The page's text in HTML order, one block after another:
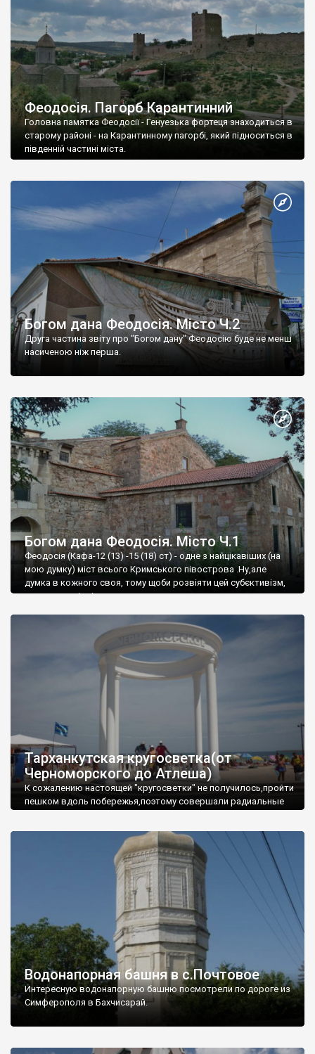
Феодосія. Пагорб Карантинний
Головна памятка Феодосії - Генуезька фортеця знаходиться в
старому районі - на Карантинному пагорбі, який підноситься в
південній частині міста.
Богом дана Феодосія. Місто Ч.2
Друга частина звіту про "Богом дану" Феодосію буде не менш
насиченою ніж перша.
Богом дана Феодосія. Місто Ч.1
Феодосія (Кафа-12 (13) -15 (18) ст) - одне з найцікавіших (на
мою думку) міст всього Кримського півострова .Ну,але
думка в кожного своя, тому щоби розвіяти цей субєктивізм,
запрошую відвідати це
Тарханкутская кругосветка(от
Черноморского до Атлеша)
К сожалению настоящей "кругосветки" не получилось,пройти
пешком вдоль побережья,поэтому совершали радиальные
Водонапорная башня в с.Почтовое
Интересную водонапорную башню посмотрели по дороге из
Симферополя в Бахчисарай.